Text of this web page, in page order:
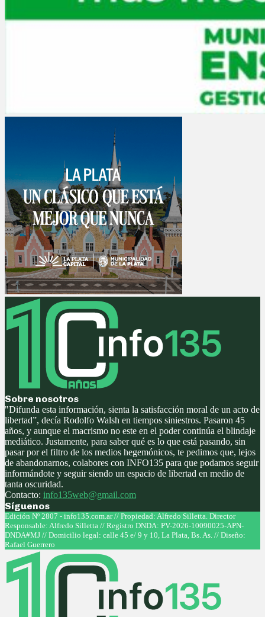
Sobre nosotros
"Difunda esta información, sienta la satisfacción moral de un acto de
libertad”, decía Rodolfo Walsh en tiempos siniestros. Pasaron 45
años, y aunque el macrismo no este en el poder continúa el blindaje
mediático. Justamente, para saber qué es lo que está pasando, sin
pasar por el filtro de los medios hegemónicos, te pedimos que, lejos
de abandonarnos, colabores con INFO135 para que podamos seguir
informándote y seguir siendo un espacio de libertad en medio de
tanta oscuridad.
Contacto: info135web@gmail.com
Síguenos
Facebook
Twitter
Instagram
Youtube
Edición Nº 2807 - info135.com.ar // Propiedad: Alfredo Silletta. Director
Responsable: Alfredo Silletta // Registro DNDA: PV-2026-10090025-APN-
DNDA#MJ // Domicilio legal: calle 45 e/ 9 y 10, La Plata, Bs. As. // Diseño:
Rafael Guerrero